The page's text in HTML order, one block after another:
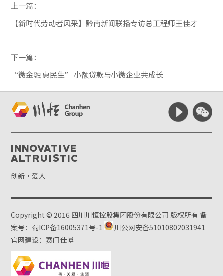
上一篇：
【新时代劳动者风采】黔南新闻联播专访总工程师王佳才
下一篇：
“微金融 惠民生” 小额贷款与小微企业共成长
Innovative
Altruistic
创新·爱人
Copyright © 2016 四川川恒控股集团股份有限公司 版权所有备
案号：蜀ICP备16005371号-1
川公网安备51010802031941
官网建设：赛门仕博